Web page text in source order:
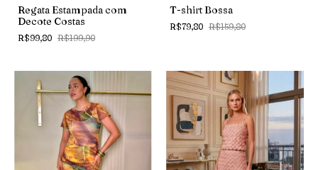
Regata Estampada com
Decote Costas
R$99,80 R$199,90
T-shirt Bossa
R$79,80 R$159,80